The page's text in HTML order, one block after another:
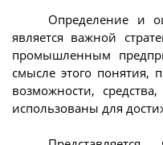
Определение и
является важной
промышленным
смысле этого понятия,
возможности,
использованы для